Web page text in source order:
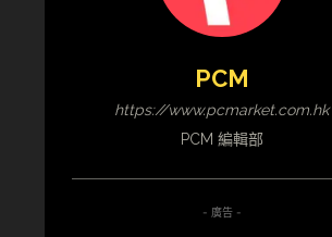
PCM
https://www.pcmarket.com.hk
PCM 編輯部
- 廣告 -